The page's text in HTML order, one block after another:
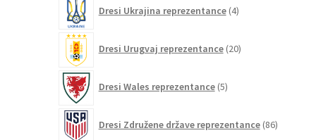
Dresi Ukrajina reprezentance 4izdelki
Dresi Urugvaj reprezentance 20izdelkov
Dresi Wales reprezentance 5izdelkov
Dresi Združene države reprezentance 86izdelkov